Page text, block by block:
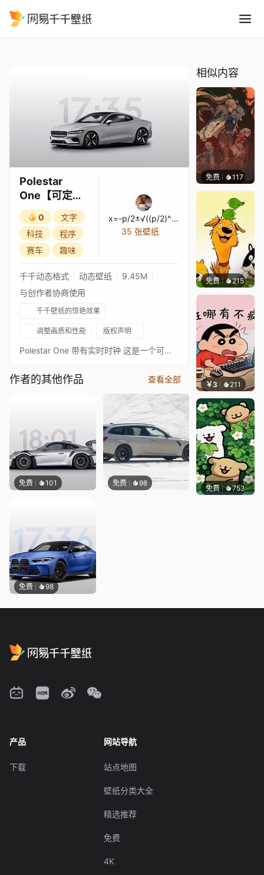
Polestar
One【可定
制】
0
文字
科技
程序
赛车
趣味
x=-p/2±√((p/2)^2-q)
35 张壁纸
千千动态格式 动态壁纸
9.45M
与创作者协商使用
千千壁纸的惊艳效果
调整画质和性能 版权声明
Polestar One 带有实时时钟 这是一个可自定义的壁纸，用户可以更改背景色调、时钟颜色以及切换24小时制和12小时制。 想要请求不同颜色的汽车？请查看我的个人资料是否已有，如果没有，请留言，我会尽力实现。
作者的其他作品 查看全部
免费 101 免费 98
免费 98
相似内容
免费 117Nesu
免费 215渔小小
￥3 211 渔小小
免费 753渔小小
产品
下载
网站导航
站点地图
壁纸分类大全
精选推荐
免费
4K